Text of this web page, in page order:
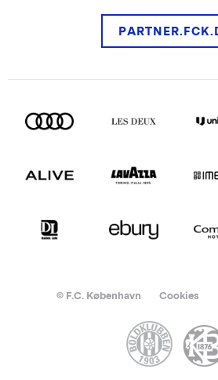
© F.C. København Cookies